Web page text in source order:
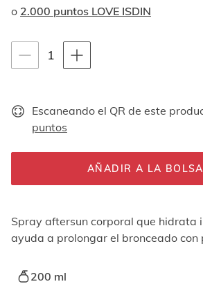
abajo
muestran
por
las
elemento
enfocable,
o 2.000 puntos LOVE ISDIN
Instrucciones de navegación por teclado
1
unidades
Escaneando el QR de este
puntos
AÑADIR A LA BOLSA
Spray aftersun corporal que hidrata
ayuda a prolongar el bronceado con
200 ml